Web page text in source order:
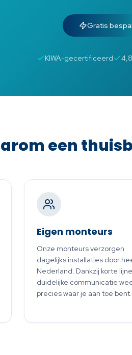
Gratis
KIWA-gecertificeerd
een
Eigen monteurs
Onze monteurs verzorgen
dagelijks installaties door
Nederland. Dankzij korte
duidelijke communicatie
precies waar je aan toe bent.